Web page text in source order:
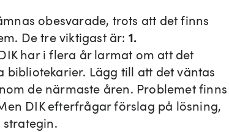
obesvarade, trots att det finns
De tre viktigast är: 1.
har i flera år larmat om att det
bibliotekarier. Lägg till att det väntas
de närmaste åren. Problemet finns
DIK efterfrågar förslag på lösning,